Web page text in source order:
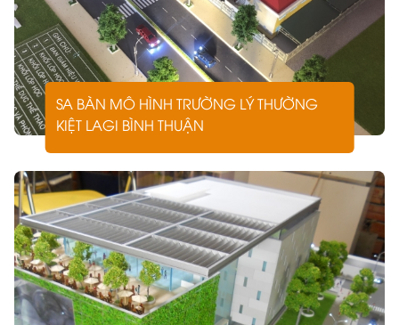
Kinh nghiệm lâu năm:ARCHI-BAO đã đồng hành
cùng nhiều dự án lớn nhỏ tại TP. Hồ Chí Minh và các
tỉnh lân cận.
Đội ngũ chuyên nghiệp:
Mỗi sản phẩm là sự kết hợp
giữa kỹ thuật chính xác và gu thẩm mỹ tinh tế.
Công nghệ tiên tiến:
Liên tục cập nhật kỹ thuật mới
Uy tín và minh bạch:Hợp đồng rõ ràng, bảo hành
dài hạn, bàn giao đúng tiến độ.
Cam Kết Của ARCHI-BAO
Hoàn thiện đúng bản vẽ, đúng tiến độ.
Sử dụng vật liệu đạt chuẩn và thân thiện môi trường.
SA BÀN MÔ HÌNH TRƯỜNG LÝ THƯỜNG
KIỆT LAGI BÌNH THUẬN